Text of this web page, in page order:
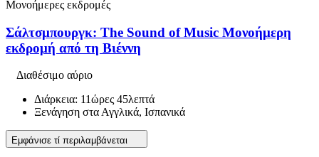
Μονοήμερες εκδρομές
Σάλτσμπουργκ: The Sound of Music Μονοήμερη
εκδρομή από τη Βιέννη
Διαθέσιμο αύριο
Διάρκεια: 11ώρες 45λεπτά
Ξενάγηση στα Αγγλικά, Ισπανικά
Εμφάνισε τί περιλαμβάνεται